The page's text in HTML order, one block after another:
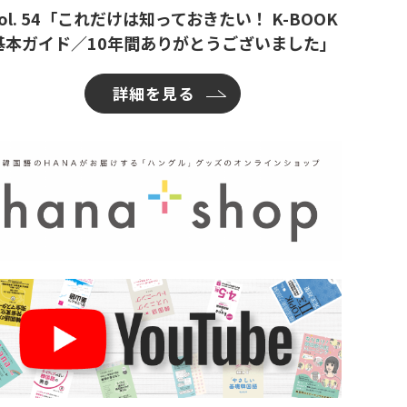
54「これだけは知っておきたい！ K-BOOK
本ガイド／10年間ありがとうございました」
詳細を見る